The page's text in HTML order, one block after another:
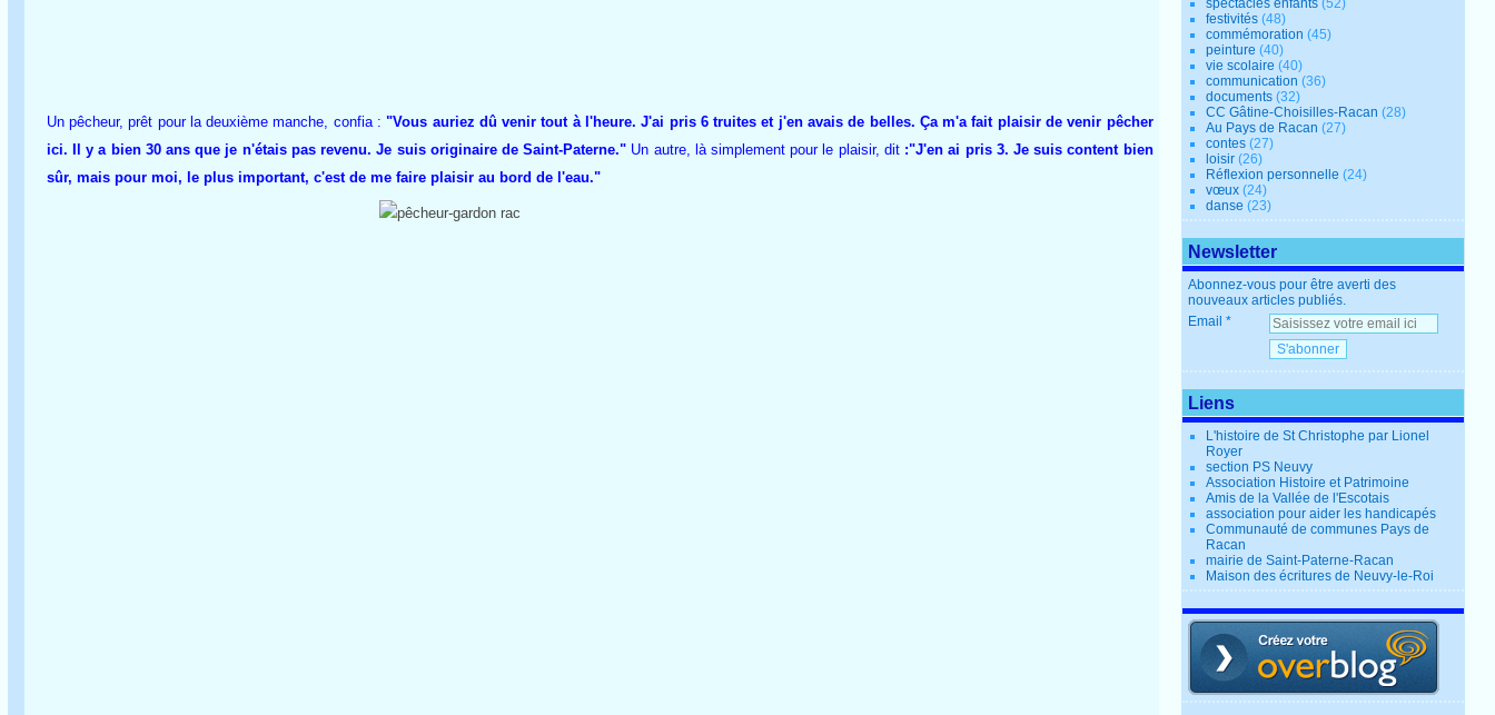
Un pêcheur, prêt pour la deuxième manche, confia :"Vous auriez dû venir tout à l'heure. J'ai pris 6 truites et j'en avais de belles. Ça m'a fait plaisir de venir pêcher
ici. Il y a bien 30 ans que je n'étais pas revenu. Je suis originaire de Saint-Paterne." Un autre, là simplement pour le plaisir, dit :"J'en ai pris 3. Je suis content bien
sûr, mais pour moi, le plus important, c'est de me faire plaisir au bord de l'eau."
spectacles enfants (52)
festivités (48)
commémoration (45)
peinture (40)
vie scolaire (40)
communication (36)
documents (32)
CC Gâtine-Choisilles-Racan (28)
Au Pays de Racan (27)
contes (27)
loisir (26)
Réflexion personnelle (24)
vœux (24)
danse (23)
Newsletter
Abonnez-vous pour être averti des
nouveaux articles publiés.
Email
Liens
L'histoire de St Christophe par Lionel
Royer
section PS Neuvy
Association Histoire et Patrimoine
Amis de la Vallée de l'Escotais
association pour aider les handicapés
Communauté de communes Pays de
Racan
mairie de Saint-Paterne-Racan
Maison des écritures de Neuvy-le-Roi